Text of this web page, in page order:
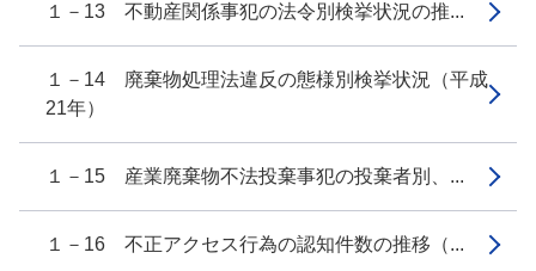
１－13 不動産関係事犯の法令別検挙状況の推...
１－14 廃棄物処理法違反の態様別検挙状況（平成
21年）
１－15 産業廃棄物不法投棄事犯の投棄者別、...
１－16 不正アクセス行為の認知件数の推移（...